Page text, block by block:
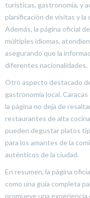
turísticas, gastronomía, y
planificación de visitas y
Además, la página oficial
múltiples idiomas,
asegurando que la
diferentes nacionalidades.
Otro aspecto destacado
gastronomía local.
la página no deja de
restaurantes de alta
pueden degustar platos
para los amantes de la
auténticos de la ciudad.
En resumen, la página
como una guía completa
promueve una